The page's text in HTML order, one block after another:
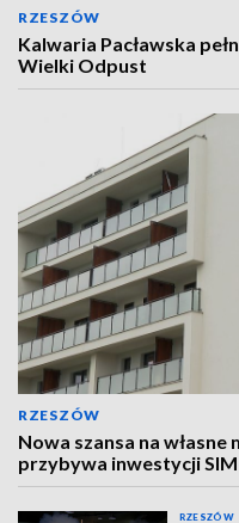
RZESZÓW
Kalwaria Pacławska
Wielki Odpust
RZESZÓW
Nowa szansa na
przybywa inwestycji SIM
RZESZÓW